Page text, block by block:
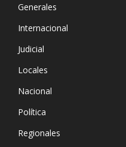
Generales
Internacional
Judicial
Locales
Nacional
Política
Regionales